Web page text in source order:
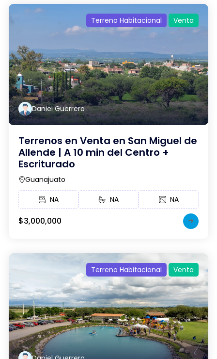
Terreno Habitacional Venta
Daniel Guerrero
Terrenos en Venta en San Miguel de
Allende | A 10 min del Centro +
Escriturado
Guanajuato
NA NA NA
$3,000,000
Terreno Habitacional Venta